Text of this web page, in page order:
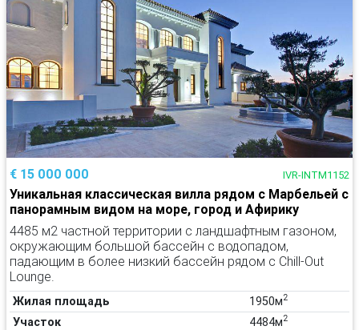
€ 15 000 000 IVR-INTM1152
Уникальная классическая вилла рядом с Марбельей с
панорамным видом на море, город и Афирику
4485 м2 частной территории с ландшафтным газоном,
окружающим большой бассейн с водопадом,
падающим в более низкий бассейн рядом с Chill-Out
Lounge.
Жилая площадь 1950м2
Участок 4484м2